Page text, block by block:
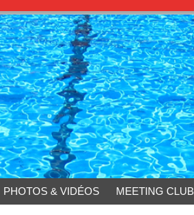
PHOTOS & VIDÉOS MEETING CLUB